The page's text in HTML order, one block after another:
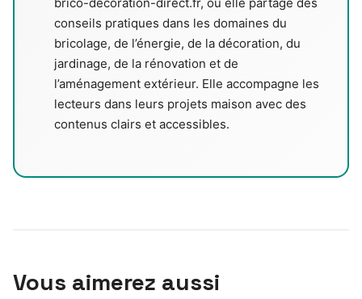
conseils pratiques dans les domaines du
bricolage, de l’énergie, de la décoration, du
jardinage, de la rénovation et de
l’aménagement extérieur. Elle accompagne les
lecteurs dans leurs projets maison avec des
contenus clairs et accessibles.
Vous aimerez aussi